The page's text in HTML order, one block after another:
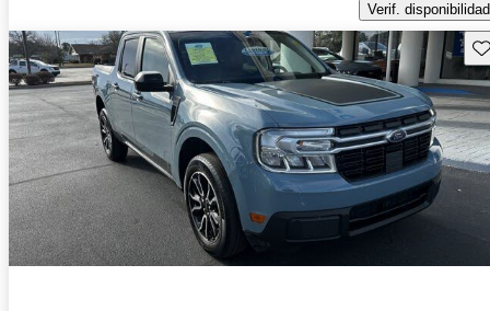
Verif. disponibilidad